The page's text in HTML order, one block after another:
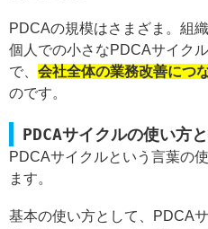
PDCAの規模はさまざま。組
個人での小さなPDCAサイク
で、 会社全体の業務改善につ
のです。
PDCAサイクルの使い方
PDCAサイクルという言葉の
ます。
基本の使い方として、PDCA